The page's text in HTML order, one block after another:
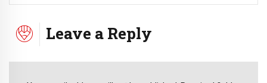
Leave a Reply